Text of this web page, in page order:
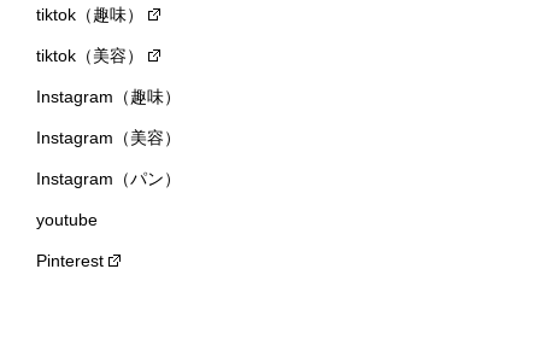
tiktok（趣味）
tiktok（美容）
Instagram（趣味）
Instagram（美容）
Instagram（パン）
youtube
Pinterest